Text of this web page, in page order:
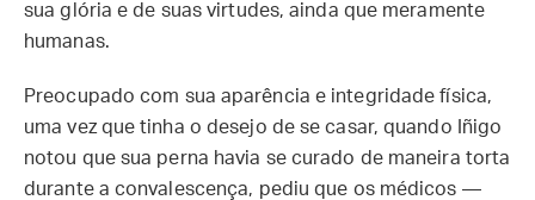
sua glória e de suas virtudes, ainda que meramente
humanas.
Preocupado com sua aparência e integridade física,
uma vez que tinha o desejo de se casar, quando Iñigo
notou que sua perna havia se curado de maneira torta
durante a convalescença, pediu que os médicos —